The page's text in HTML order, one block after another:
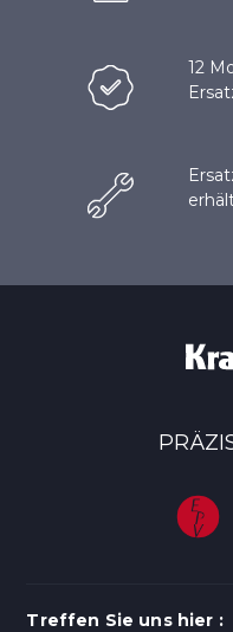
12
Treffen Sie uns hier :